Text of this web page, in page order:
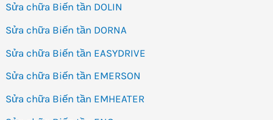
Sửa chữa Biến tần DOLIN
Sửa chữa Biến tần DORNA
Sửa chữa Biến tần EASYDRIVE
Sửa chữa Biến tần EMERSON
Sửa chữa Biến tần EMHEATER